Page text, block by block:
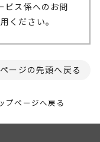
ビス係へのお問
ください。
ージの先頭へ戻る
プページへ戻る